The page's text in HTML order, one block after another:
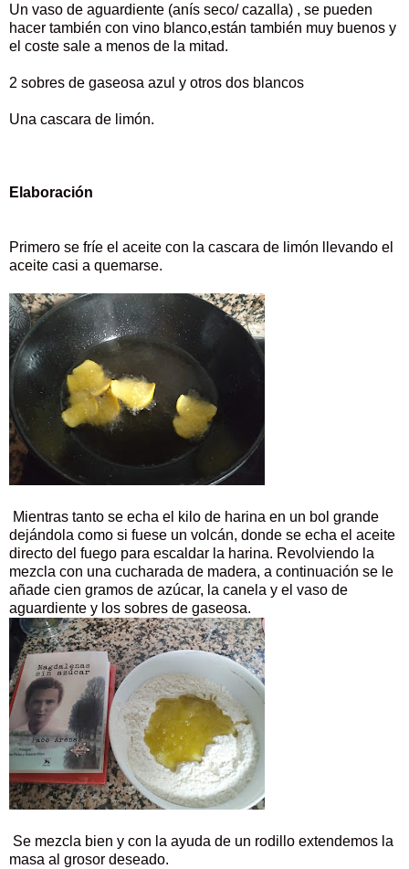
Un vaso de aguardiente (anís seco/ cazalla) , se pueden
hacer también con vino blanco,están también muy buenos y
el coste sale a menos de la mitad.
2 sobres de gaseosa azul y otros dos blancos
Una cascara de limón.
Elaboración
Primero se fríe el aceite con la cascara de limón llevando el
aceite casi a quemarse.
Mientras tanto se echa el kilo de harina en un bol grande
dejándola como si fuese un volcán, donde se echa el aceite
directo del fuego para escaldar la harina. Revolviendo la
mezcla con una cucharada de madera, a continuación se le
añade cien gramos de azúcar, la canela y el vaso de
aguardiente y los sobres de gaseosa.
Se mezcla bien y con la ayuda de un rodillo extendemos la
masa al grosor deseado.